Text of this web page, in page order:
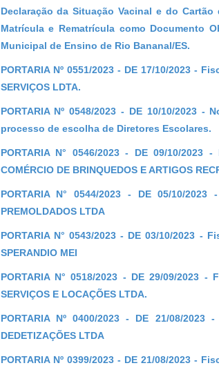
Declaração da Situação Vacinal e do
Matrícula e Rematrícula como Documento
Municipal de Ensino de Rio Bananal/ES.
PORTARIA Nº 0551/2023 - DE 17/10/2023 -
SERVIÇOS LDTA.
PORTARIA Nº 0548/2023 - DE 10/10/2023
processo de escolha de Diretores Escolares.
PORTARIA N° 0546/2023 - DE 09/10/2023
COMÉRCIO DE BRINQUEDOS E ARTIGOS
PORTARIA N° 0544/2023 - DE 05/10/
PREMOLDADOS LTDA
PORTARIA N° 0543/2023 - DE 03/10/2023 -
SPERANDIO MEI
PORTARIA N° 0518/2023 - DE 29/09/2023
SERVIÇOS E LOCAÇÕES LTDA.
PORTARIA Nº 0400/2023 - DE 21/08/
DEDETIZAÇÕES LTDA
PORTARIA Nº 0399/2023 - DE 21/08/2023 -